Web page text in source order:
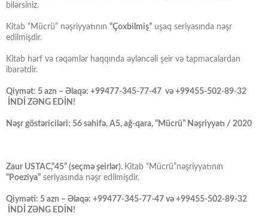
bilərsiniz.
Kitab “Mücrü” nəşriyyatının “Çoxbilmiş” uşaq seriyasında nəşr
edilmişdir.
Kitab hərf və rəqəmlər haqqında əyləncəli şeir və tapmacalardan
ibarətdir.
Qiymət: 5 azn – Əlaqə: +99477-345-77-47 və +99455-502-89-32
İNDİ ZƏNG EDİN!
Nəşr göstəriciləri: 56 səhifə, A5, ağ-qara, “Mücrü” Nəşriyyatı / 2020
Zaur USTAC,“45” (seçmə şeirlər). Kitab “Mücrü”nəşriyyatının
“Poeziya” seriyasında nəşr edilmişdir.
Qiyməti: 5 azn – Əlaqə: +99477-345-77-47 və +99455-502-89-32
İNDİ ZƏNG EDİN!